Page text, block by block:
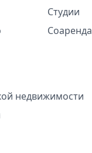
Студии
Соаренда
недвижимости